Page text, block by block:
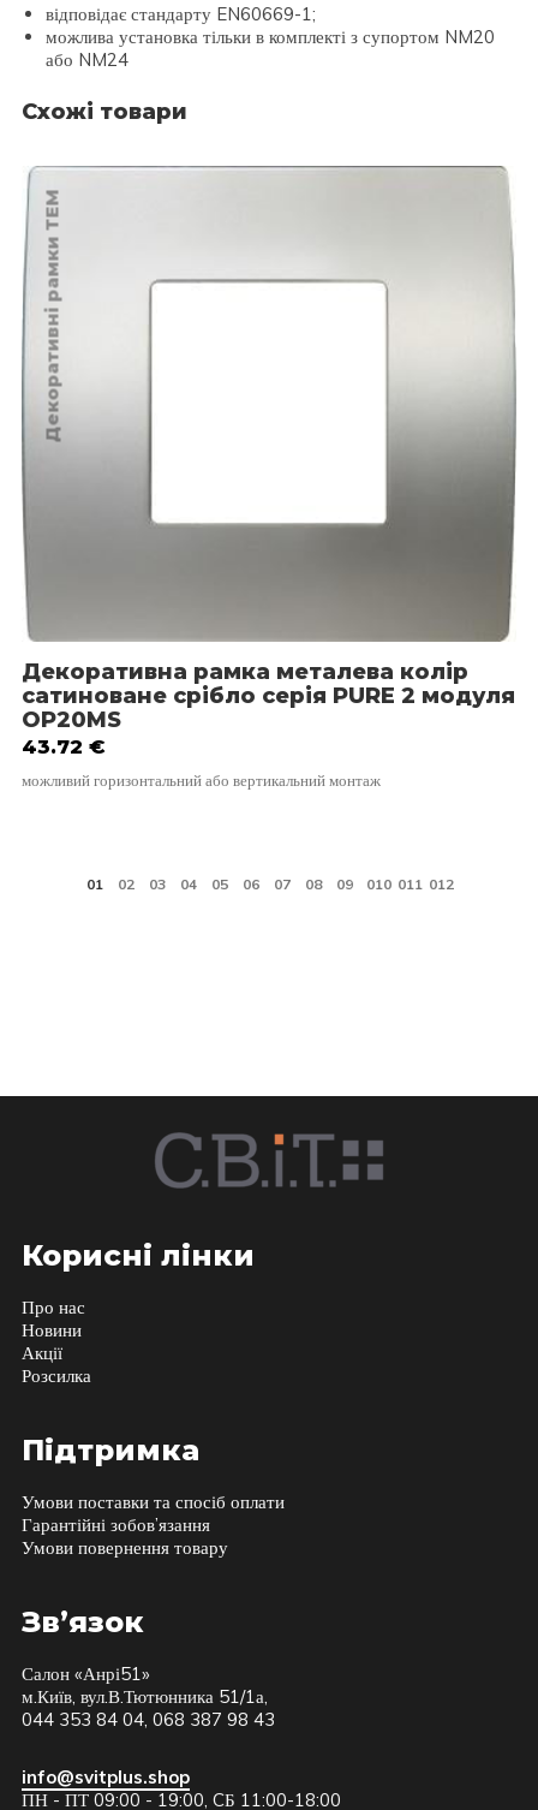
відповідає стандарту EN60669-1;
можлива установка тільки в комплекті з супортом NM20
або NM24
Схожі товари
Декоративні рамки TEM
Декоративна рамка металева колір
сатиноване срібло серія PURE 2 модуля
OP20MS
43.72 €
можливий горизонтальний або вертикальний монтаж
Корисні лінки
Про нас
Новини
Акції
Розсилка
Підтримка
Умови поставки та спосіб оплати
Гарантійні зобов’язання
Умови повернення товару
Зв’язок
Салон «Анрі51»
м.Київ, вул.В.Тютюнника 51/1а,
044 353 84 04, 068 387 98 43
info@svitplus.shop
ПН - ПТ 09:00 - 19:00, CБ 11:00-18:00